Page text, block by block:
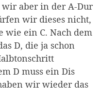
aber in der A-Dur
wir dieses nicht,
wie ein C. Nach dem
D, die ja schon
D muss ein Dis
wir wieder das